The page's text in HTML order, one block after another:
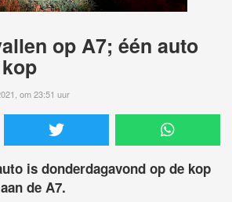
op A7; één auto
om 23:51 uur
is donderdagavond op de kop
de A7.